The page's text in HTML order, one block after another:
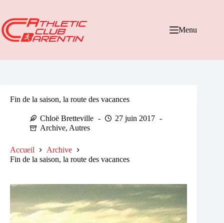
contenu
Menu
Fin de la saison, la route des vacances
Chloë Bretteville
27 juin 2017
Archive, Autres
Accueil
Archive
Fin de la saison, la route des vacances